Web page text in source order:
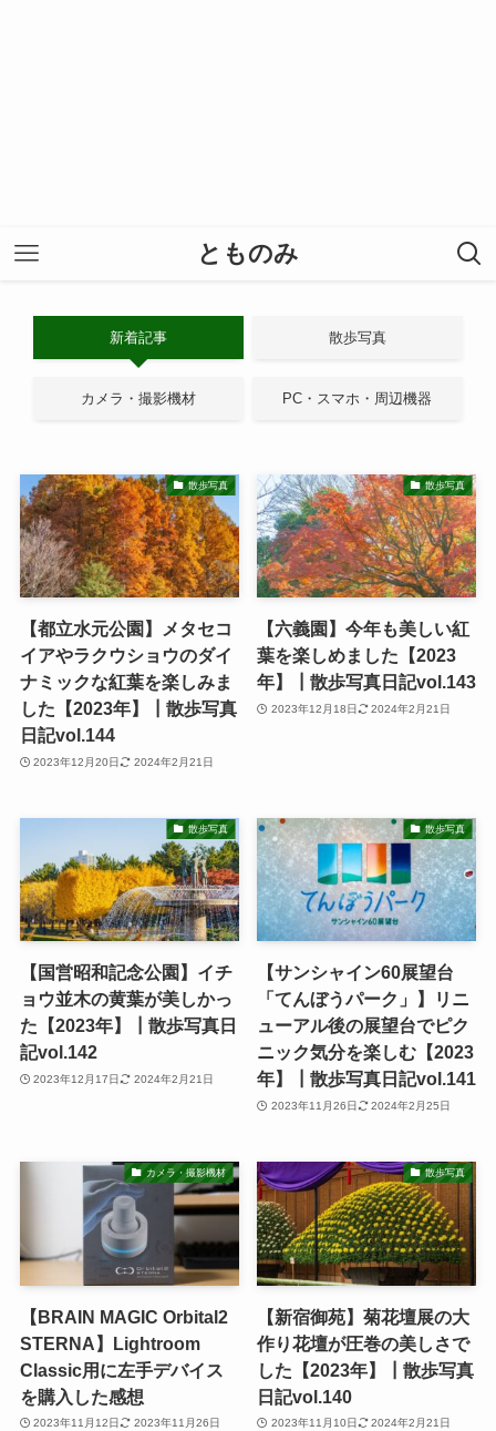
とものみ
新着記事 散歩写真
カメラ・撮影機材 PC・スマホ・周辺機器
散歩写真
【都立水元公園】メタセコ
イアやラクウショウのダイ
ナミックな紅葉を楽しみま
した【2023年】┃散歩写真
日記vol.144
2023年12月20日 2024年2月21日
散歩写真
【六義園】今年も美しい紅
葉を楽しめました【2023
年】┃散歩写真日記vol.143
2023年12月18日 2024年2月21日
散歩写真
【国営昭和記念公園】イチ
ョウ並木の黄葉が美しかっ
た【2023年】┃散歩写真日
記vol.142
2023年12月17日 2024年2月21日
散歩写真
【サンシャイン60展望台
「てんぼうパーク」】リニ
ューアル後の展望台でピク
ニック気分を楽しむ【2023
年】┃散歩写真日記vol.141
2023年11月26日 2024年2月25日
カメラ・撮影機材
【BRAIN MAGIC Orbital2
STERNA】Lightroom
Classic用に左手デバイス
を購入した感想
2023年11月12日 2023年11月26日
散歩写真
【新宿御苑】菊花壇展の大
作り花壇が圧巻の美しさで
した【2023年】┃散歩写真
日記vol.140
2023年11月10日 2024年2月21日